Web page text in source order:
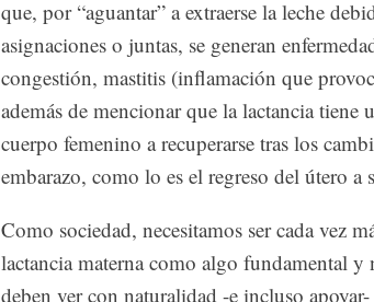
que, por “aguantar” a extraerse la leche
asignaciones o juntas, se generan
congestión, mastitis (inflamación que
además de mencionar que la lactancia
cuerpo femenino a recuperarse tras los
embarazo, como lo es el regreso del útero a
Como sociedad, necesitamos ser cada vez
lactancia materna como algo fundamental
deben ver con naturalidad -e incluso